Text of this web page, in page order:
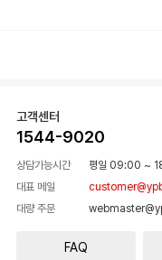
고객센터
1544-9020
상담가능시간 평일 09:00 ~
대표 메일
대량 주문
FAQ